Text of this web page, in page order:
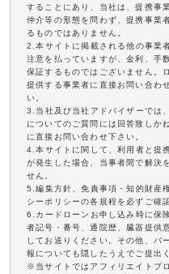
することにあり、当社は、提携事
仲介等の形態を問わず、提携事業
るものではありません。
2.本サイトに掲載される他の事業
注意を払っていますが、金利、手
保証するものではございません。
提供する事業者に直接お問い合わ
い。
3.当社及び当社アドバイザーでは
についてのご質問には回答致しか
に直接お問い合わせ下さい。
4.本サイトに関して、利用者と提
が発生した場合、当事者間で解決
せん。
5.編集方針、免責事項・知的財産
シーポリシーの各規程を必ずご確
6.カードローンお申し込み時に保
者記号・番号、通院歴、臓器提供
してお送りください。その他、バ
報についても隠したうえでご提出
※当サイトではアフィリエイトプ